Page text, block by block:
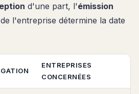
d'une part, l'émission
l'entreprise détermine la date
ENTREPRISES
CONCERNÉES